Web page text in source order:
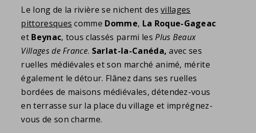
Le long de la rivière se nichent desvillages
pittoresques comme Domme, La Roque-Gageac
etBeynac, tous classés parmi lesPlus Beaux
Villages de France. Sarlat-la-Canéda, avec ses
ruelles médiévales et son marché animé, mérite
également le détour. Flânez dans ses ruelles
bordées de maisons médiévales, détendez-vous
en terrasse sur la place du village et imprégnez-
vous de son charme.